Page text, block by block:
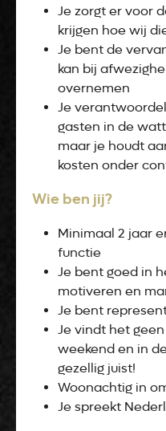
Je zorgt er voor
krijgen hoe wij
Je bent de
kan bij
overnemen
Je
gasten in de
maar je houdt
kosten onder
Wie ben jij?
Minimaal 2 jaar
functie
Je bent goed in
motiveren en
Je bent
Je vindt het
weekend en in
gezellig juist!
Woonachtig in
Je spreekt